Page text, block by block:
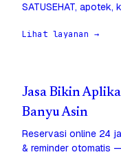
SATUSEHAT,
Lihat layanan →
Jasa Bikin
Banyu Asin
Reservasi online 24
& reminder otomatis